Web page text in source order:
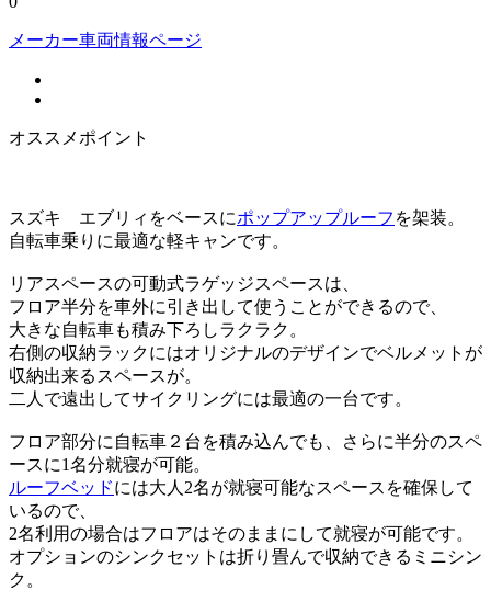
メーカー車両情報ページ
オススメポイント
スズキ エブリィをベースにポップアップルーフ を架装。
自転車乗りに最適な軽キャンです。
リアスペースの可動式ラゲッジスペースは、
フロア半分を車外に引き出して使うことができるので、
大きな自転車も積み下ろしラクラク。
右側の収納ラックにはオリジナルのデザインでベルメットが
収納出来るスペースが。
二人で遠出してサイクリングには最適の一台です。
フロア部分に自転車２台を積み込んでも、さらに半分のスペ
ースに1名分就寝が可能。
ルーフベッドには大人2名が就寝可能なスペースを確保して
いるので、
2名利用の場合はフロアはそのままにして就寝が可能です。
オプションのシンクセットは折り畳んで収納できるミニシン
ク。